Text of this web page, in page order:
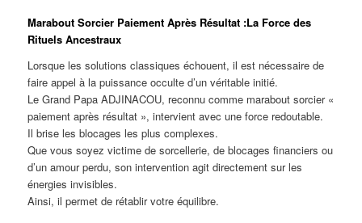
Marabout Sorcier Paiement Après Résultat :La Force des
Rituels Ancestraux
Lorsque les solutions classiques échouent, il est nécessaire de
faire appel à la puissance occulte d’un véritable initié.
Le Grand Papa ADJINACOU, reconnu comme marabout sorcier «
paiement après résultat », intervient avec une force redoutable.
Il brise les blocages les plus complexes.
Que vous soyez victime de sorcellerie, de blocages financiers ou
d’un amour perdu, son intervention agit directement sur les
énergies invisibles.
Ainsi, il permet de rétablir votre équilibre.